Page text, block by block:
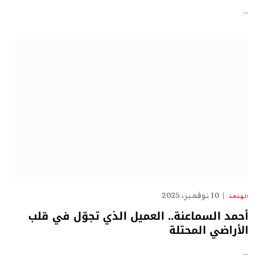
…
الهدهد 10 نوفمبر، 2025
أحمد السماعنة.. العميل الذي تجوّل في قلب
الأراضي المحتلة
…